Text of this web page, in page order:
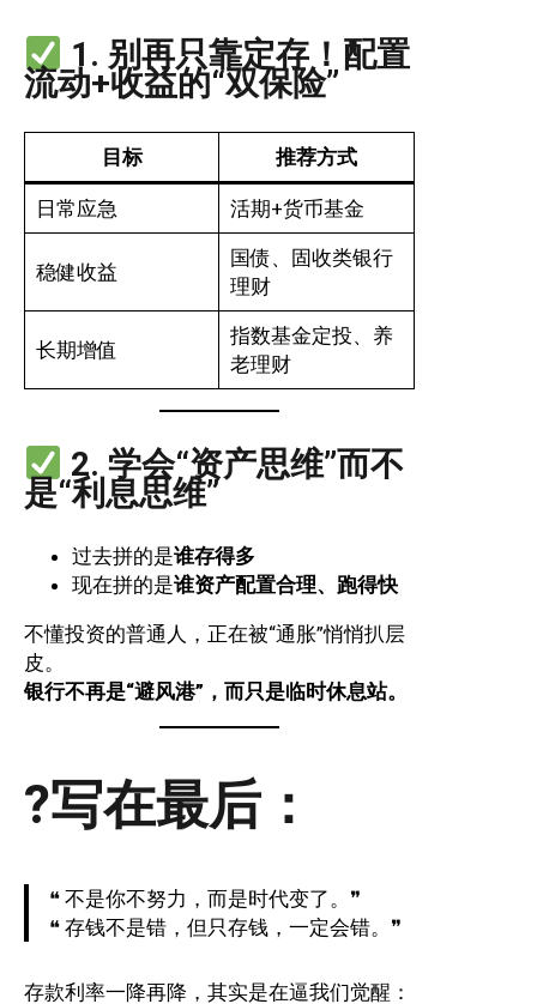
1. 别再只靠定存！配置
流动+收益的“双保险”
目标 推荐方式
日常应急 活期+货币基金
稳健收益
国债、固收类银行
理财
长期增值
指数基金定投、养
老理财
2. 学会“资产思维”而不
是“利息思维”
过去拼的是谁存得多
现在拼的是谁资产配置合理、跑得快
不懂投资的普通人，正在被“通胀”悄悄扒层
皮。
银行不再是“避风港”，而只是临时休息站。
?写在最后：
❝ 不是你不努力，而是时代变了。❞
❝ 存钱不是错，但只存钱，一定会错。❞
存款利率一降再降，其实是在逼我们觉醒：